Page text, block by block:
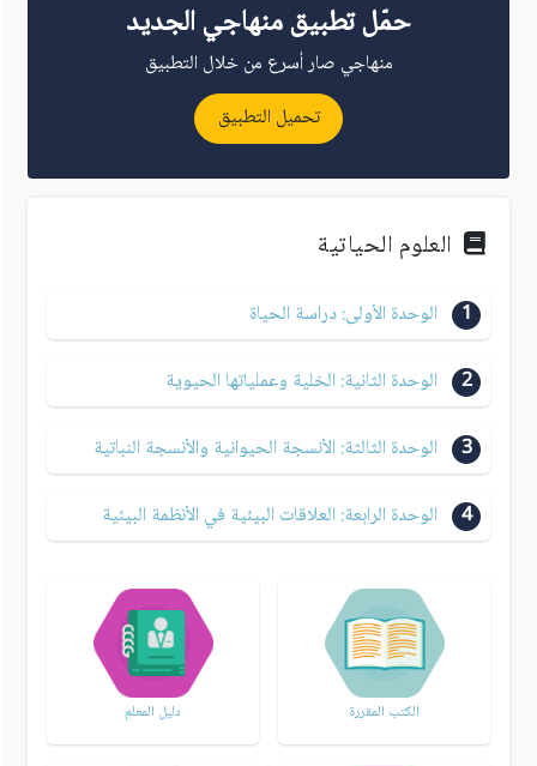
حمّل تطبيق منهاجي الجديد
منهاجي صار أسرع من خلال التطبيق
تحميل التطبيق
العلوم الحياتية
1 الوحدة الأولى: دراسة الحياة
2 الوحدة الثانية: الخلية وعملياتها الحيوية
3 الوحدة الثالثة: الأنسجة الحيوانية والأنسجة النباتية
4 الوحدة الرابعة: العلاقات البيئية في الأنظمة البيئية
الكتب المقررة دليل المعلم